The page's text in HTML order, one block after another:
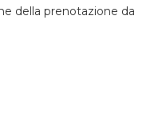
della prenotazione da